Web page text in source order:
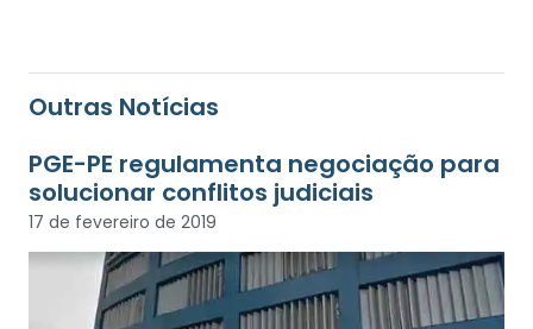
Outras Notícias
PGE-PE regulamenta negociação para
solucionar conflitos judiciais
17 de fevereiro de 2019